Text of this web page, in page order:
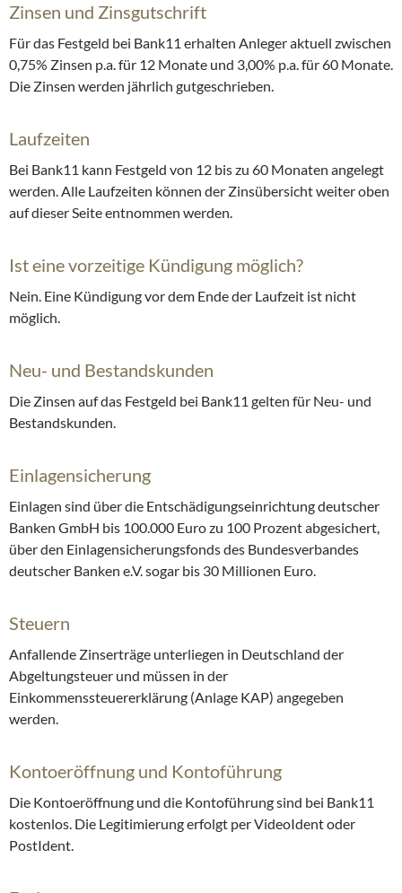
Zinsen und Zinsgutschrift
Für das Festgeld bei Bank11 erhalten Anleger aktuell zwischen
0,75% Zinsen p.a. für 12 Monate und 3,00% p.a. für 60 Monate.
Die Zinsen werden jährlich gutgeschrieben.
Laufzeiten
Bei Bank11 kann Festgeld von 12 bis zu 60 Monaten angelegt
werden. Alle Laufzeiten können der Zinsübersicht weiter oben
auf dieser Seite entnommen werden.
Ist eine vorzeitige Kündigung möglich?
Nein. Eine Kündigung vor dem Ende der Laufzeit ist nicht
möglich.
Neu- und Bestandskunden
Die Zinsen auf das Festgeld bei Bank11 gelten für Neu- und
Bestandskunden.
Einlagensicherung
Einlagen sind über die Entschädigungseinrichtung deutscher
Banken GmbH bis 100.000 Euro zu 100 Prozent abgesichert,
über den Einlagensicherungsfonds des Bundesverbandes
deutscher Banken e.V. sogar bis 30 Millionen Euro.
Steuern
Anfallende Zinserträge unterliegen in Deutschland der
Abgeltungsteuer und müssen in der
Einkommenssteuererklärung (Anlage KAP) angegeben
werden.
Kontoeröffnung und Kontoführung
Die Kontoeröffnung und die Kontoführung sind bei Bank11
kostenlos. Die Legitimierung erfolgt per VideoIdent oder
PostIdent.